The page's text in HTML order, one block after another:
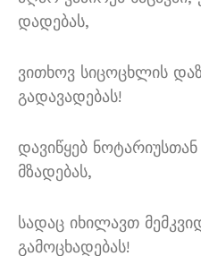
დადებას,
ვითხოვ სიცოცხლის
გადავადებას!
დავიწყებ
მზადებას,
სადაც იხილავთ
გამოცხადებას!